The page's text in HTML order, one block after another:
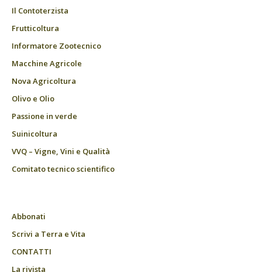
Il Contoterzista
Frutticoltura
Informatore Zootecnico
Macchine Agricole
Nova Agricoltura
Olivo e Olio
Passione in verde
Suinicoltura
VVQ – Vigne, Vini e Qualità
Comitato tecnico scientifico
Abbonati
Scrivi a Terra e Vita
CONTATTI
La rivista